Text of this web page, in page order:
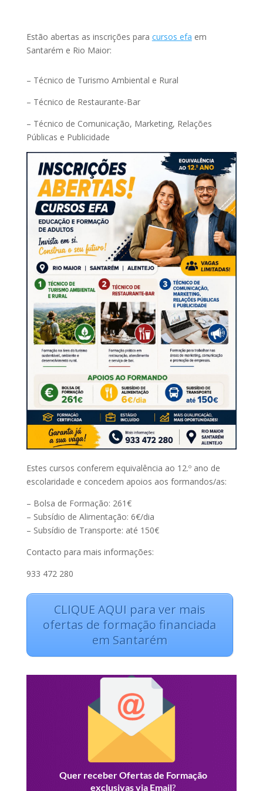
Estão abertas as inscrições para cursos efa em
Santarém e Rio Maior:
– Técnico de Turismo Ambiental e Rural
– Técnico de Restaurante-Bar
– Técnico de Comunicação, Marketing, Relações
Públicas e Publicidade
Estes cursos conferem equivalência ao 12.º ano de
escolaridade e concedem apoios aos formandos/as:
– Bolsa de Formação: 261€
– Subsídio de Alimentação: 6€/dia
– Subsídio de Transporte: até 150€
Contacto para mais informações:
933 472 280
CLIQUE AQUI para ver mais
ofertas de formação financiada
em Santarém